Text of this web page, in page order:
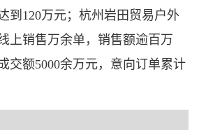
到120万元；杭州岩田贸易户外
上销售万余单，销售额逾百万
交额5000余万元，意向订单累计